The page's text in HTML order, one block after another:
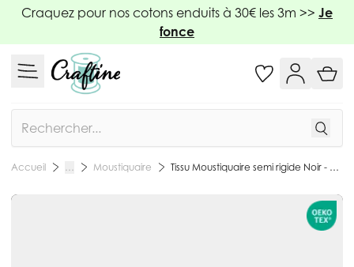
Allez au contenu
Craquez pour nos cotons enduits à 30€ les 3m >> Je
fonce
Accueil … Moustiquaire Tissu Moustiquaire semi rigide Noir - Par 10 cm